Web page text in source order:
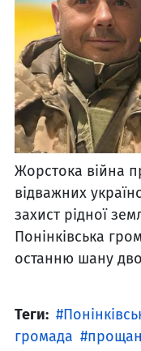
Жорстока війна
відважних
захист рідної
Понінківська
останню шану
Теги:
громада